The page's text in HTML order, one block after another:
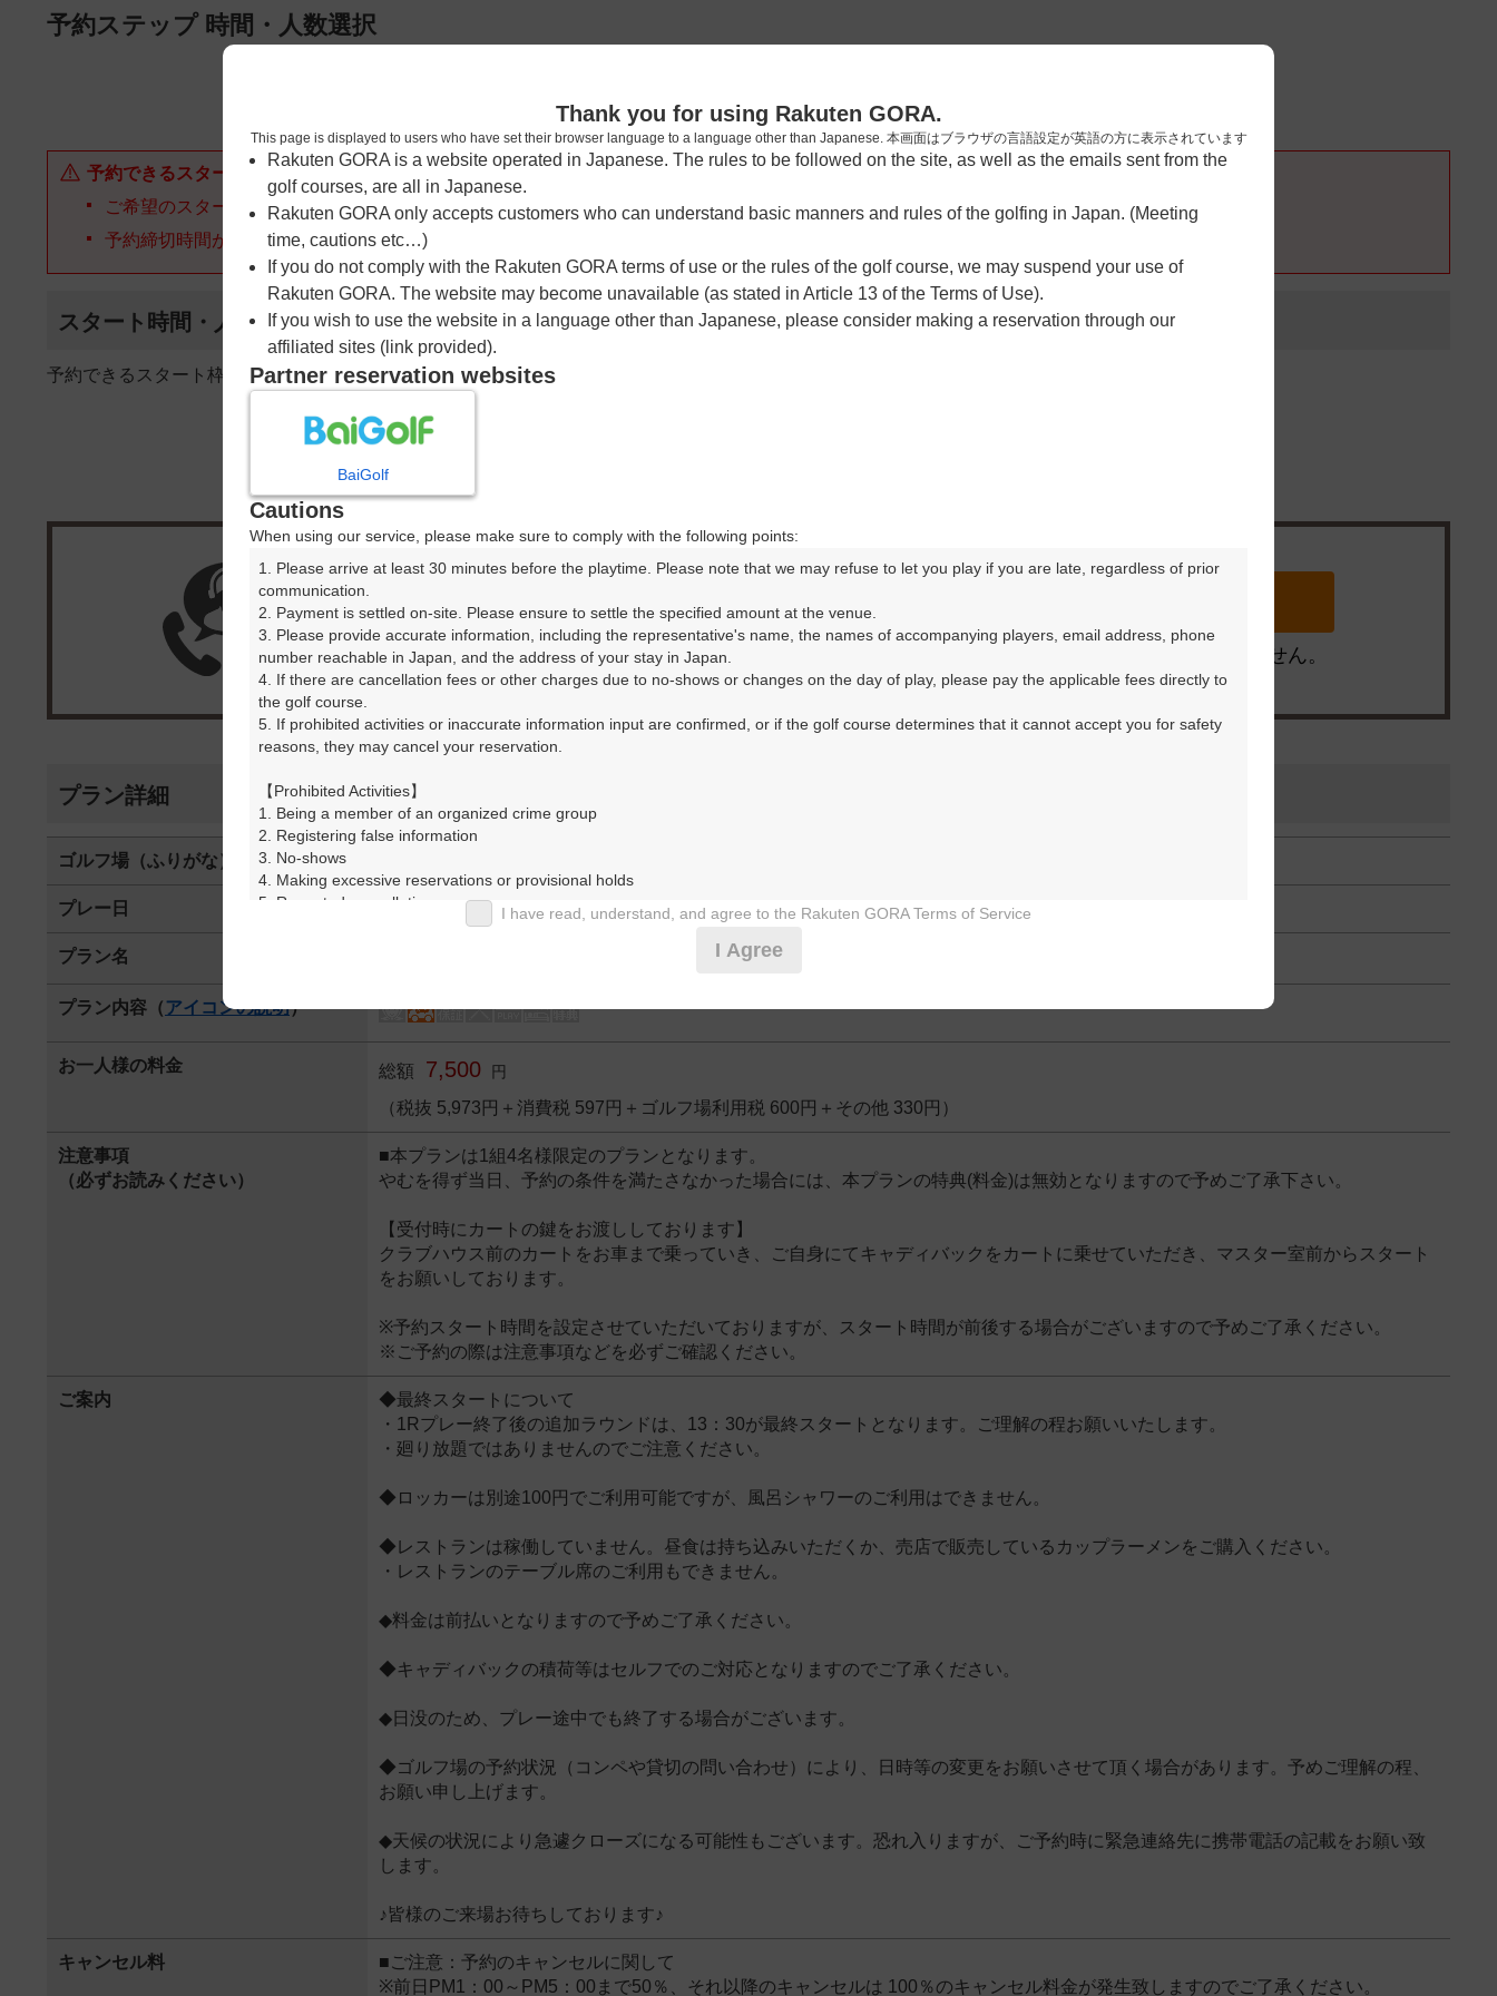
ページの本文へ
予約ステップ 時間・人数選択
確認
予約できるスタート枠がありません。以下の理由が考えられます。
ご希望のスタート時間の枠が他の予約で埋まってしまった。
予約締切時間が過ぎてしまった。
スタート時間・人数指定
予約できるスタート枠がありません。
楽天GORA予約専用ダイヤル
受付時間 8:00～17:00 年中無休 ※ゴルフ場の電話ではありません。
プラン詳細
ゴルフ場（ふりがな）
プレー日 2026年07月18日（土）
プラン名 4B限定★土曜アメリカンセルフ★追加0.5R無料
プラン内容（アイコンの説明）
お一人様の料金 総額 7,500 円
（税抜 5,973円＋消費税 597円＋ゴルフ場利用税 600円＋その他 330円）
注意事項
（必ずお読みください）
■本プランは1組4名様限定のプランとなります。
やむを得ず当日、予約の条件を満たさなかった場合には、本プランの特典(料金)は無効となりますので予めご了承下さい。
【受付時にカートの鍵をお渡ししております】
クラブハウス前のカートをお車まで乗っていき、ご自身にてキャディバックをカートに乗せていただき、マスター室前からスタート
をお願いしております。
※予約スタート時間を設定させていただいておりますが、スタート時間が前後する場合がございますので予めご了承ください。
※ご予約の際は注意事項などを必ずご確認ください。
ご案内
◆最終スタートについて
・1Rプレー終了後の追加ラウンドは、13：30が最終スタートとなります。ご理解の程お願いいたします。
・廻り放題ではありませんのでご注意ください。
◆ロッカーは別途100円でご利用可能ですが、風呂シャワーのご利用はできません。
◆レストランは稼働していません。昼食は持ち込みいただくか、売店で販売しているカップラーメンをご購入ください。
・レストランのテーブル席のご利用もできません。
◆料金は前払いとなりますので予めご了承ください。
◆キャディバックの積荷等はセルフでのご対応となりますのでご了承ください。
◆日没のため、プレー途中でも終了する場合がございます。
◆ゴルフ場の予約状況（コンペや貸切の問い合わせ）により、日時等の変更をお願いさせて頂く場合があります。予めご理解の程、
お願い申し上げます。
◆天候の状況により急遽クローズになる可能性もございます。恐れ入りますが、ご予約時に緊急連絡先に携帯電話の記載をお願い致
します。
♪皆様のご来場お待ちしております♪
キャンセル料
■ご注意：予約のキャンセルに関して
※前日PM1：00～PM5：00まで50％、それ以降のキャンセルは 100％のキャンセル料金が発生致しますのでご了承ください。
Thank you for using Rakuten GORA.
This page is displayed to users who have set their browser language to a language other than Japanese. 本画面はブラウザの言語設定が英語の方に表示されています
Rakuten GORA is a website operated in Japanese. The rules to be followed on the site, as well as the emails sent from the
golf courses, are all in Japanese.
Rakuten GORA only accepts customers who can understand basic manners and rules of the golfing in Japan. (Meeting
time, cautions etc…)
If you do not comply with the Rakuten GORA terms of use or the rules of the golf course, we may suspend your use of
Rakuten GORA. The website may become unavailable (as stated in Article 13 of the Terms of Use).
If you wish to use the website in a language other than Japanese, please consider making a reservation through our
affiliated sites (link provided).
Partner reservation websites
BaiGolf
Cautions
When using our service, please make sure to comply with the following points:
1. Please arrive at least 30 minutes before the playtime. Please note that we may refuse to let you play if you are late, regardless of prior
communication.
2. Payment is settled on-site. Please ensure to settle the specified amount at the venue.
3. Please provide accurate information, including the representative's name, the names of accompanying players, email address, phone
number reachable in Japan, and the address of your stay in Japan.
4. If there are cancellation fees or other charges due to no-shows or changes on the day of play, please pay the applicable fees directly to
the golf course.
5. If prohibited activities or inaccurate information input are confirmed, or if the golf course determines that it cannot accept you for safety
reasons, they may cancel your reservation.
【Prohibited Activities】
1. Being a member of an organized crime group
2. Registering false information
3. No-shows
4. Making excessive reservations or provisional holds
5. Repeated cancellations
6. Violating laws and regulations
7. Causing inconvenience to others during play (e.g., delaying play, ignoring rules, manners, or warnings)
I have read, understand, and agree to the Rakuten GORA Terms of Service
I Agree